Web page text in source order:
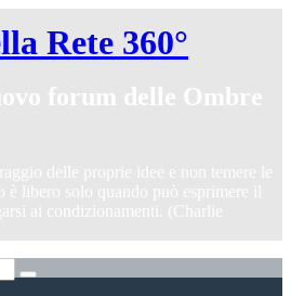
Rete 360°
forum delle Ombre
delle proprie idee e non temere le
è libero solo quando può esprimere il
ai condizionamenti. (Charlie